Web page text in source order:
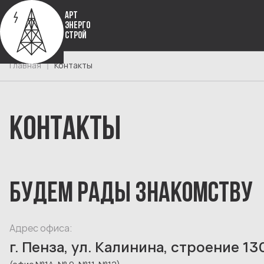
АРТ
ЭНЕРГО
СТРОЙ
Главная Контакты
КОНТАКТЫ
БУДЕМ РАДЫ ЗНАКОМСТВУ
Адрес офиса:
г. Пенза, ул. Калинина, строение